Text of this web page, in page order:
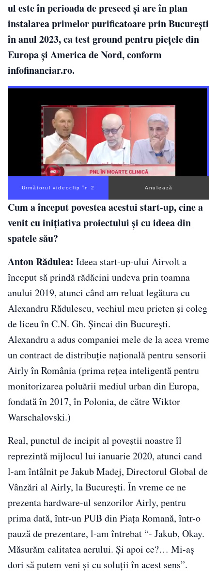
ul este în perioada de preseed și are în plan
instalarea primelor purificatoare prin București
în anul 2023, ca test ground pentru piețele din
Europa și America de Nord, conform
infofinanciar.ro.
Următorul videoclip în 1 Anulează
Cum a început povestea acestui start-up, cine a
venit cu inițiativa proiectului și cu ideea din
spatele său?
Anton Rădulea: Ideea start-up-ului Airvolt a
început să prindă rădăcini undeva prin toamna
anului 2019, atunci când am reluat legătura cu
Alexandru Rădulescu, vechiul meu prieten și coleg
de liceu în C.N. Gh. Șincai din București.
Alexandru a adus companiei mele de la acea vreme
un contract de distribuție națională pentru sensorii
Airly în România (prima rețea inteligentă pentru
monitorizarea poluării mediul urban din Europa,
fondată în 2017, în Polonia, de către Wiktor
Warschalovski.)
Real, punctul de incipit al poveștii noastre îl
reprezintă mijlocul lui ianuarie 2020, atunci cand
l-am întâlnit pe Jakub Madej, Directorul Global de
Vânzări al Airly, la București. În vreme ce ne
prezenta hardware-ul senzorilor Airly, pentru
prima dată, într-un PUB din Piața Romană, într-o
pauză de prezentare, l-am întrebat “- Jakub, Okay.
Măsurăm calitatea aerului. Și apoi ce?… Mi-aș
dori să putem veni și cu soluții în acest sens”.